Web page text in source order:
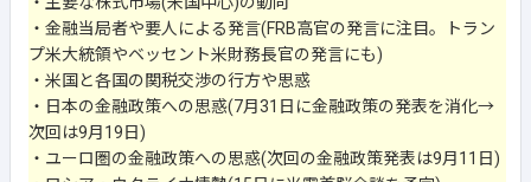
・金融当局者や要人による発言(FRB高官の発言に注目。トラン
プ米大統領やベッセント米財務長官の発言にも)
・米国と各国の関税交渉の行方や思惑
・日本の金融政策への思惑(7月31日に金融政策の発表を消化→
次回は9月19日)
・ユーロ圏の金融政策への思惑(次回の金融政策発表は9月11日)